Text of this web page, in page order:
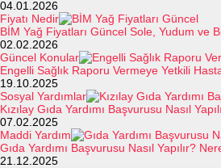
04.01.2026
Fiyatı Nedir
BİM Yağ Fiyatları Güncel Sole, Yudum ve
02.02.2026
Güncel Konular
Engelli Sağlık Raporu Vermeye Yetkili
19.10.2025
Sosyal Yardımlar
Kızılay Gıda Yardımı Başvurusu Nasıl
07.02.2025
Maddi Yardım
Gıda Yardımı Başvurusu Nasıl Yapılır?
21.12.2025